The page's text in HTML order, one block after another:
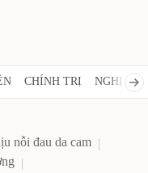
CHÍNH TRỊ NGHỊ
nỗi đau da cam